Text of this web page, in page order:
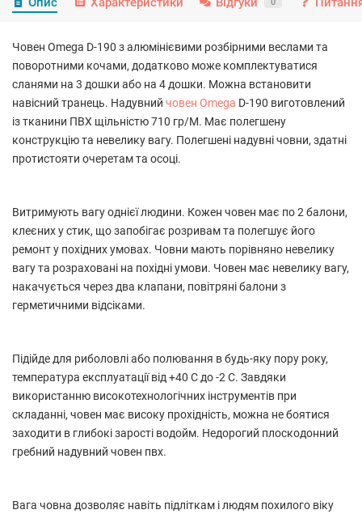
0
Човен Omega D-190 з алюмінієвими розбірними веслами та
поворотними кочами, додатково може комплектуватися
сланями на 3 дошки або на 4 дошки. Можна встановити
навісний транець. Надувний човен Omega D-190 виготовлений
із тканини ПВХ щільністю 710 гр/М. Має полегшену
конструкцію та невелику вагу. Полегшені надувні човни, здатні
протистояти очеретам та осоці.
Витримують вагу однієї людини. Кожен човен має по 2 балони,
клеєних у стик, що запобігає розривам та полегшує його
ремонт у похідних умовах. Човни мають порівняно невелику
вагу та розраховані на похідні умови. Човен має невелику вагу,
накачується через два клапани, повітряні балони з
герметичними відсіками.
Підійде для риболовлі або полювання в будь-яку пору року,
температура експлуатації від +40 С до -2 С. Завдяки
використанню високотехнологічних інструментів при
складанні, човен має високу прохідність, можна не боятися
заходити в глибокі зарості водойм. Недорогий плоскодонний
гребний надувний човен пвх.
Вага човна дозволяє навіть підліткам і людям похилого віку